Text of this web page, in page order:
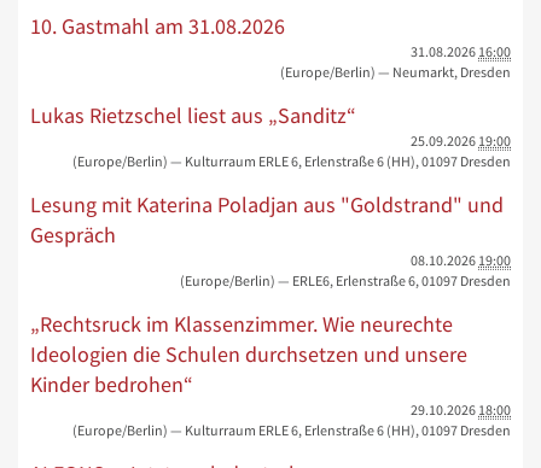
10. Gastmahl am 31.08.2026
31.08.2026 16:00
(Europe/Berlin) — Neumarkt, Dresden
Lukas Rietzschel liest aus „Sanditz“
25.09.2026 19:00
(Europe/Berlin) — Kulturraum ERLE 6, Erlenstraße 6 (HH), 01097 Dresden
Lesung mit Katerina Poladjan aus "Goldstrand" und
Gespräch
08.10.2026 19:00
(Europe/Berlin) — ERLE6, Erlenstraße 6, 01097 Dresden
„Rechtsruck im Klassenzimmer. Wie neurechte
Ideologien die Schulen durchsetzen und unsere
Kinder bedrohen“
29.10.2026 18:00
(Europe/Berlin) — Kulturraum ERLE 6, Erlenstraße 6 (HH), 01097 Dresden